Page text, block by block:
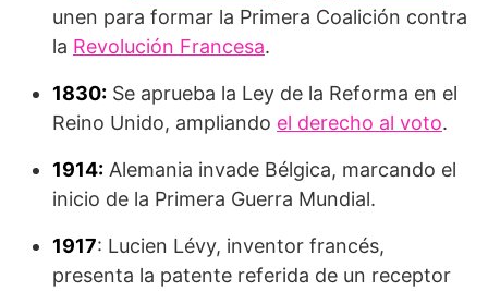
unen para formar la Primera Coalición contra
la Revolución Francesa.
1830: Se aprueba la Ley de la Reforma en el
Reino Unido, ampliando el derecho al voto.
1914: Alemania invade Bélgica, marcando el
inicio de la Primera Guerra Mundial.
1917: Lucien Lévy, inventor francés,
presenta la patente referida de un receptor